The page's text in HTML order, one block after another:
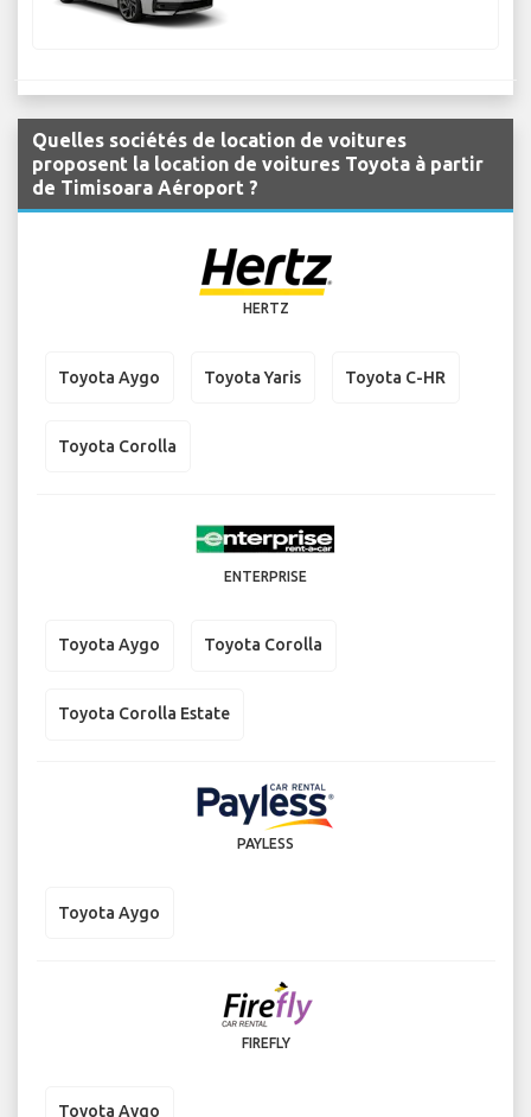
Quelles sociétés de location de voitures
proposent la location de voitures Toyota à partir
de Timisoara Aéroport ?
HERTZ
Toyota Aygo Toyota Yaris Toyota C-HR
Toyota Corolla
ENTERPRISE
Toyota Aygo Toyota Corolla
Toyota Corolla Estate
PAYLESS
Toyota Aygo
FIREFLY
Toyota Aygo